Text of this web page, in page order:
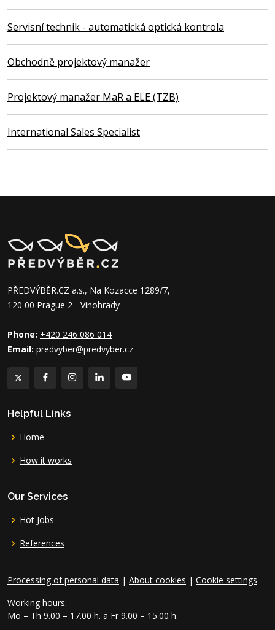
Servisní technik - automatická optická kontrola
Obchodně projektový manažer
Projektový manažer MaR a ELE (TZB)
International Sales Specialist
PŘEDVÝBĚR.CZ a.s., Na Kozacce 1289/7,
120 00 Prague 2 - Vinohrady
Phone: +420 246 086 014
Email: predvyber@predvyber.cz
Helpful Links
Home
How it works
Our Services
Hot Jobs
References
Processing of personal data | About cookies | Cookie settings
Working hours:
Mo – Th 9.00 – 17.00 h. a Fr 9.00 – 15.00 h.